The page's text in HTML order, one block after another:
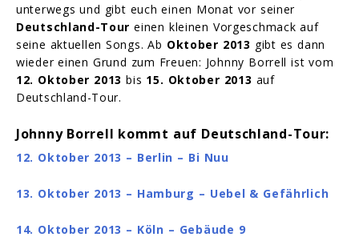
unterwegs und gibt euch einen Monat vor seiner
Deutschland-Tour einen kleinen Vorgeschmack auf
seine aktuellen Songs. Ab Oktober 2013 gibt es dann
wieder einen Grund zum Freuen: Johnny Borrell ist vom
12. Oktober 2013 bis 15. Oktober 2013 auf
Deutschland-Tour.
Johnny Borrell kommt auf Deutschland-Tour:
12. Oktober 2013 – Berlin – Bi Nuu
13. Oktober 2013 – Hamburg – Uebel & Gefährlich
14. Oktober 2013 – Köln – Gebäude 9